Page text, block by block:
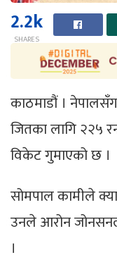
2.2k
SHARES
काठमाडौं ।
जितका लागि २२५
विकेट गुमाएको छ ।
सोमपाल कामीले
उनले आरोन
।